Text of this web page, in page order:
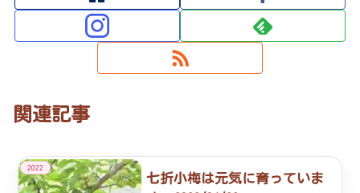
関連記事
2022
七折小梅は元気に育っていま